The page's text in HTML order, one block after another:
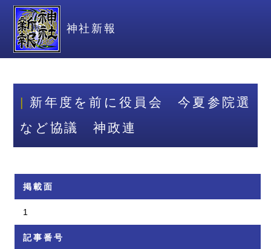
神社新報
新年度を前に役員会 今夏参院選
など協議 神政連
掲載面
1
記事番号